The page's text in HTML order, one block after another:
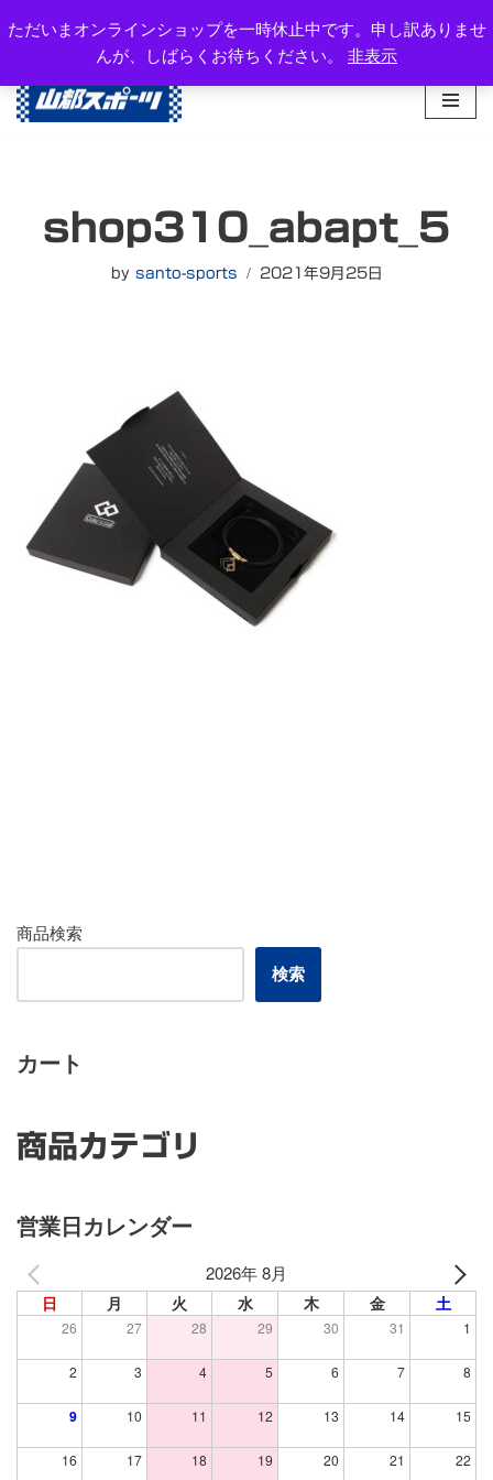
ただいまオンラインショップを一時休止中です。申し訳ありませ
んが、しばらくお待ちください。 非表示
ン
テ
岐阜県高山市西之一色町3-1081-2
TEL：0577-34-3434
shop310_abapt_5
by santo-sports 2021年9月25日
商品検索
検索
カート
商品カテゴリ
営業日カレンダー
2026年 8月
日 月 火 水 木 金 土
26 27 28 29 30 31 1
2 3 4 5 6 7 8
9 10 11 12 13 14 15
16 17 18 19 20 21 22